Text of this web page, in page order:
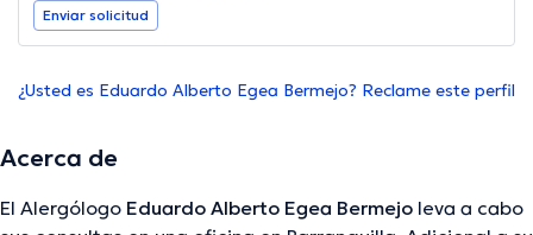
Enviar solicitud
¿Usted es Eduardo Alberto Egea Bermejo? Reclame este perfil
Acerca de
El Alergólogo Eduardo Alberto Egea Bermejo leva a cabo